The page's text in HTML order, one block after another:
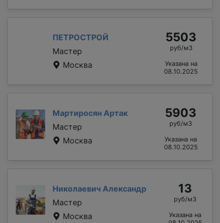
ПЕТРОСТРОЙ
Мастер
Москва
5503
руб/м3
Указана на
08.10.2025
Мартиросян Артак
Мастер
Москва
5903
руб/м3
Указана на
08.10.2025
Николаевич Александр
Мастер
Москва
13
руб/м3
Указана на